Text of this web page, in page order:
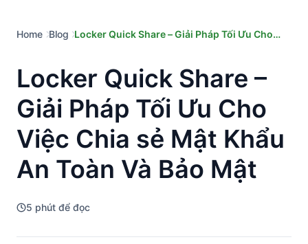
Home Blog
Locker Quick Share – Giải Pháp Tối Ưu Cho
Locker Quick Share –
Giải Pháp Tối Ưu Cho
Việc Chia sẻ Mật Khẩu
An Toàn Và Bảo Mật
5 phút để đọc